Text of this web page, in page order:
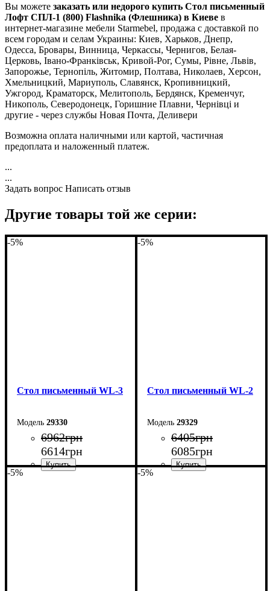
Вы можете заказать или недорого купить Стол письменный
Лофт СПЛ-1 (800) Flashnika (Флешника) в Киеве в
интернет-магазине мебели Starmebel, продажа с доставкой по
всем городам и селам Украины: Киев, Харьков, Днепр,
Одесса, Бровары, Винница, Черкассы, Чернигов, Белая-
Церковь, Івано-Франківськ, Кривой-Рог, Сумы, Рівне, Львів,
Запорожье, Тернопіль, Житомир, Полтава, Николаев, Херсон,
Хмельницкий, Мариуполь, Славянск, Кропивницкий,
Ужгород, Краматорск, Мелитополь, Бердянск, Кременчуг,
Никополь, Северодонецк, Горишние Плавни, Чернівці и
другие - через службы Новая Почта, Деливери
Возможна оплата наличными или картой, частичная
предоплата и наложенный платеж.
...
...
Задать вопрос Написать отзыв
Другие товары той же серии:
-5%
Стол письменный WL-3
29330
6962грн
6614грн
-5%
Стол письменный WL-2
29329
6405грн
6085грн
-5% -5%